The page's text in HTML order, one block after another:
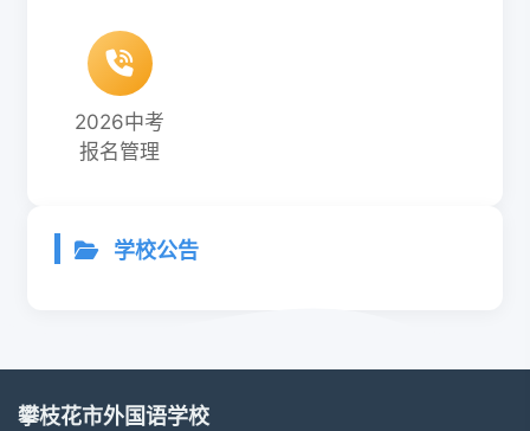
2026中考
报名管理
学校公告
攀枝花市外国语学校